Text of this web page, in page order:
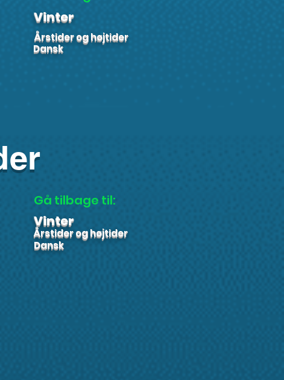
Vinter
Årstider og højtider
Dansk
Gå tilbage til:
Vinter
Årstider og højtider
Dansk